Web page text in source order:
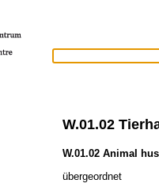
W.01.02
W.01.02 Animal
übergeordnet